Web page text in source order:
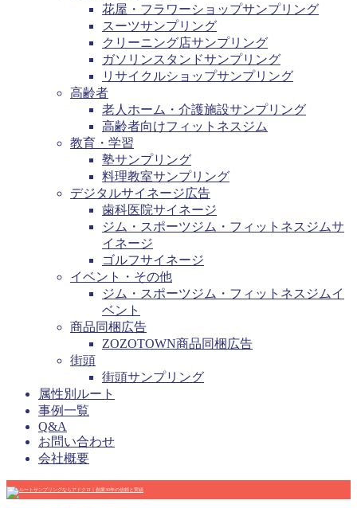
花屋・フラワーショップサンプリング
スーツサンプリング
クリーニング店サンプリング
ガソリンスタンドサンプリング
リサイクルショップサンプリング
高齢者
老人ホーム・介護施設サンプリング
高齢者向けフィットネスジム
教育・学習
塾サンプリング
料理教室サンプリング
デジタルサイネージ広告
歯科医院サイネージ
ジム・スポーツジム・フィットネスジムサ
イネージ
ゴルフサイネージ
イベント・その他
ジム・スポーツジム・フィットネスジムイ
ベント
商品同梱広告
ZOZOTOWN商品同梱広告
街頭
街頭サンプリング
属性別ルート
事例一覧
Q&A
お問い合わせ
会社概要